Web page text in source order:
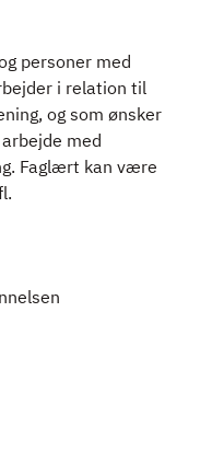
personer med
i relation til
og som ønsker
med
Faglært kan være